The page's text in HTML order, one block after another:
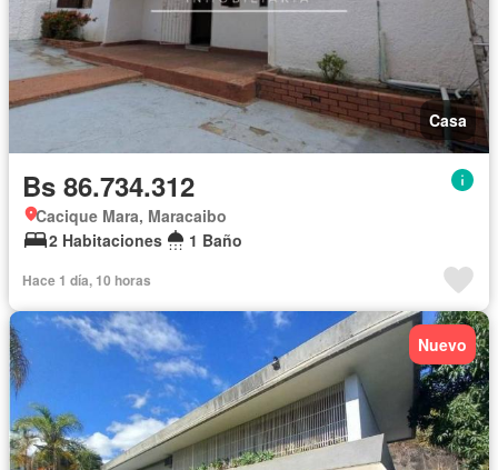
Casa
Bs 86.734.312
Cacique Mara, Maracaibo
2 Habitaciones
1 Baño
Hace 1 día, 10 horas
Nuevo